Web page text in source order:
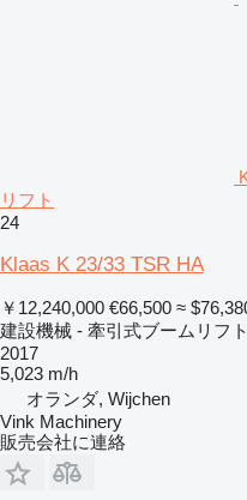
リフト
24
Klaas K 23/33 TSR HA
￥12,240,000 €66,500 ≈
建設機械 - 牽引式ブームリフト
2017
5,023 m/h
オランダ, Wijchen
Vink Machinery
販売会社に連絡